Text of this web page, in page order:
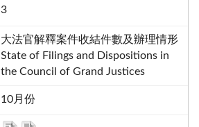
3
大法官解釋案件收結件數及辦理情形
State of Filings and Dispositions in
the Council of Grand Justices
10月份